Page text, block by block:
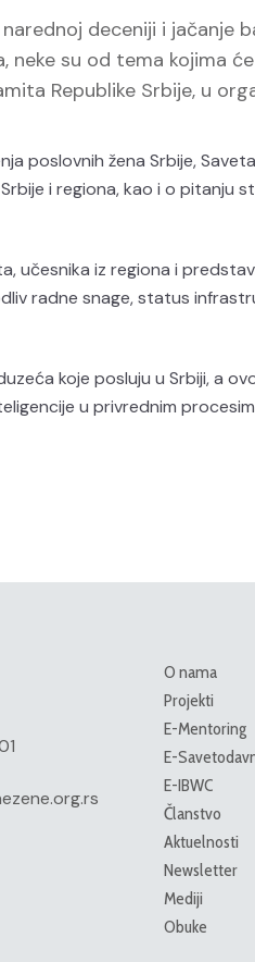
deceniji i jačanje
su od tema kojima
Republike Srbije, u
poslovnih žena Srbije,
i regiona, kao i o pitanju
učesnika iz regiona i
radne snage, status
koje posluju u Srbiji, a
u privrednim
O nama
Projekti
E-Mentoring
E-
E-IBWC
Članstvo
Aktuelnosti
Newsletter
Mediji
Obuke